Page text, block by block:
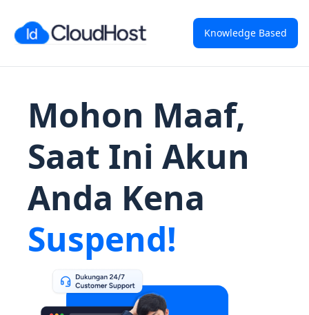
Knowledge Based
Mohon Maaf,
Saat Ini Akun
Anda Kena
Suspend!